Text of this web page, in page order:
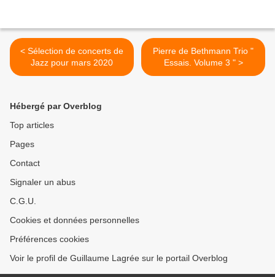
< Sélection de concerts de
Jazz pour mars 2020
Pierre de Bethmann Trio "
Essais. Volume 3 " >
Hébergé par Overblog
Top articles
Pages
Contact
Signaler un abus
C.G.U.
Cookies et données personnelles
Préférences cookies
Voir le profil de Guillaume Lagrée sur le portail Overblog